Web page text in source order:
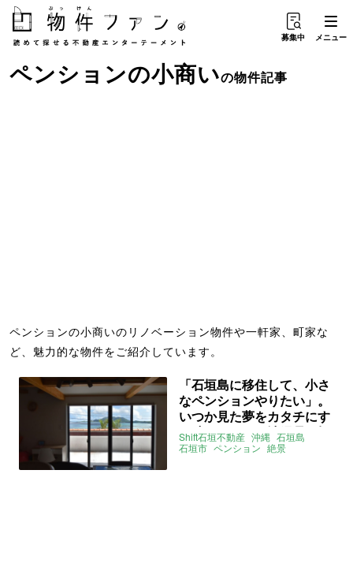
募集中 メニュー
ペンションの小商いの物件記事
ペンションの小商いのリノベーション物件や一軒家、町家な
ど、魅力的な物件をご紹介しています。
「石垣島に移住して、小さ
なペンションやりたい」。
いつか見た夢をカタチにす
る時がいま。（沖縄県石垣
市140㎡の売買物件）
Shift石垣不動産 沖縄 石垣島
石垣市 ペンション 絶景